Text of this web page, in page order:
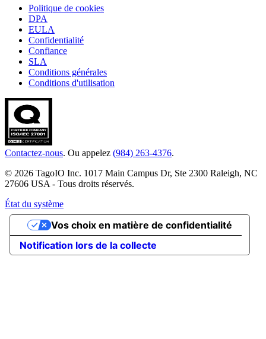
Politique de cookies
DPA
EULA
Confidentialité
Confiance
SLA
Conditions générales
Conditions d'utilisation
Contactez-nous. Ou appelez (984) 263-4376.
© 2026 TagoIO Inc. 1017 Main Campus Dr, Ste 2300 Raleigh, NC
27606 USA - Tous droits réservés.
État du système
Notification lors de la collecte
Vos choix en matière de confidentialité